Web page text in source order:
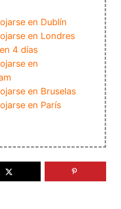
en Dublín
en Londres
4 días
en
en Bruselas
en París